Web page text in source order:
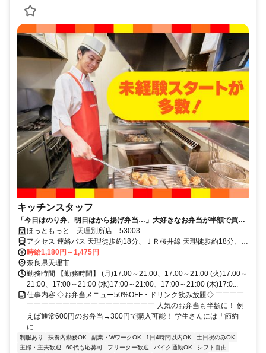
キッチンスタッフ
「今日はのり弁、明日はから揚げ弁当…」大好きなお弁当が半額で買え
るから、今日も働くのが楽しみだ。
ほっともっと 天理別所店 53003
アクセス 連絡バス 天理徒歩約18分、ＪＲ桜井線 天理徒歩約18分、近
鉄天理線 天理徒歩約18分 【電車】JR桜井線「櫟本駅」より徒歩18分
時給1,180円～1,475円
奈良県天理市
勤務時間 【勤務時間】 (月)17:00～21:00、17:00～21:00 (火)17:00～
21:00、17:00～21:00 (水)17:00～21:00、17:00～21:00 (木)17:0...
仕事内容 ◇お弁当メニュー50%OFF・ドリンク飲み放題◇ ￣￣￣￣
￣￣￣￣￣￣￣￣￣￣￣￣￣￣￣￣￣￣ 人気のお弁当も半額に！ 例
えば通常600円のお弁当→300円で購入可能！ 学生さんには「節約
に...
制服あり 扶養内勤務OK 副業・WワークOK 1日4時間以内OK
土日祝のみOK
主婦・主夫歓迎
60代も応募可 フリーター歓迎 バイク通勤OK
シフト自由